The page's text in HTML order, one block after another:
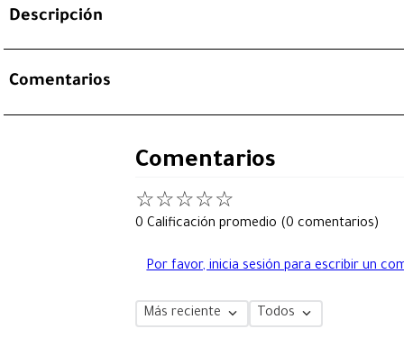
Descripción
Comentarios
Comentarios
☆☆☆☆☆
0 Calificación promedio (0 comentarios)
Por favor, inicia sesión para escribir un
Más reciente Todos